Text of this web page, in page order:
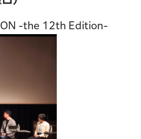
-the 12th Edition-